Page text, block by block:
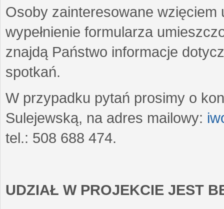
Osoby zainteresowane wzięciem
wypełnienie formularza
znajdą Państwo informacje
spotkań.
W przypadku pytań prosimy o
Sulejewską, na adres mailowy:
tel.: 508 688 474.
UDZIAŁ W PROJEKCIE JEST